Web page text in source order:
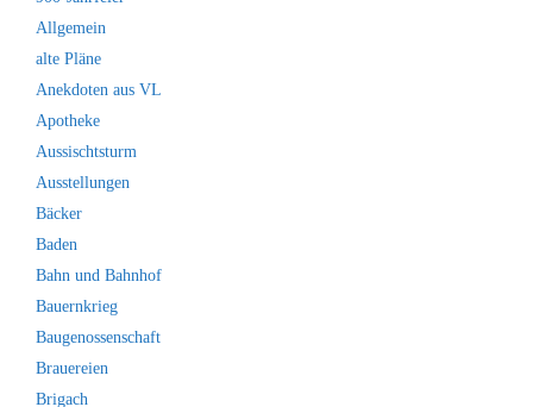
Allgemein
alte Pläne
Anekdoten aus VL
Apotheke
Aussischtsturm
Ausstellungen
Bäcker
Baden
Bahn und Bahnhof
Bauernkrieg
Baugenossenschaft
Brauereien
Brigach